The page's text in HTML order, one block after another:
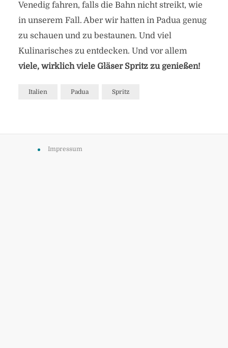
Venedig fahren, falls die Bahn nicht streikt, wie
in unserem Fall. Aber wir hatten in Padua genug
zu schauen und zu bestaunen. Und viel
Kulinarisches zu entdecken. Und vor allem
viele, wirklich viele Gläser Spritz zu genießen!
Italien Padua Spritz
Impressum